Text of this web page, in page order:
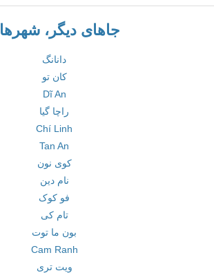
جاهای دیگر، شهرها
دانانگ
کان تو
Dĩ An
راچا گیا
Chí Linh
Tan An
کوی نون
نام دین
فو کوک
تام کی
بون ما توت
Cam Ranh
ویت تری